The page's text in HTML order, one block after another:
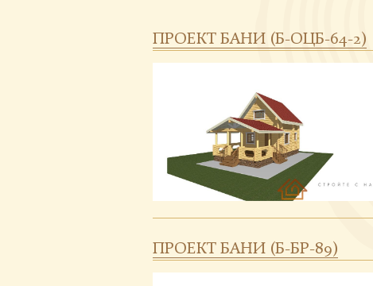
ПРОЕКТ БАНИ (Б-ОЦБ-64-2)
ПРОЕКТ БАНИ (Б-БР-89)